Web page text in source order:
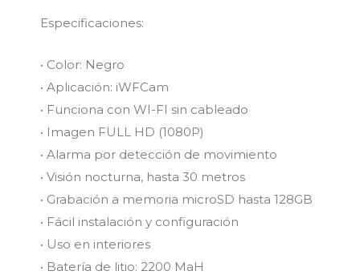
Especificaciones:
• Color: Negro
• Aplicación: iWFCam
• Funciona con WI-FI sin cableado
• Imagen FULL HD (1080P)
• Alarma por detección de movimiento
• Visión nocturna, hasta 30 metros
• Grabación a memoria microSD hasta 128GB
• Fácil instalación y configuración
• Uso en interiores
• Batería de litio: 2200 MaH